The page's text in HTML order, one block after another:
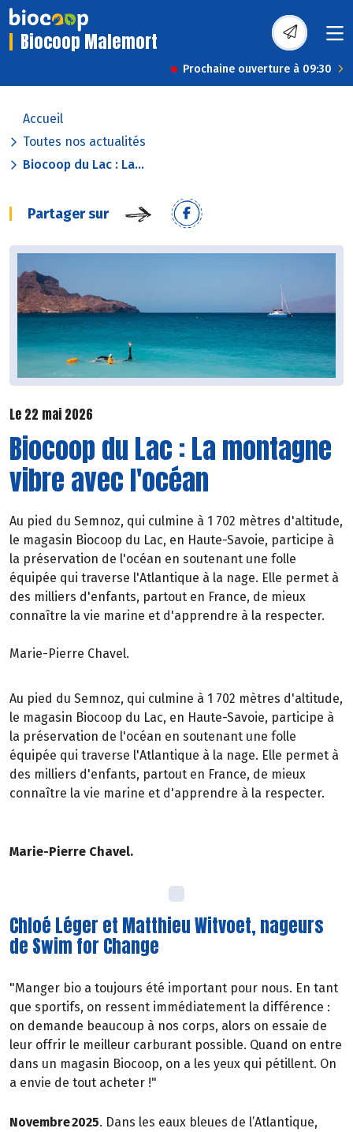
Biocoop Malemort
Prochaine ouverture à 09:30
Accueil
Toutes nos actualités
Biocoop du Lac : La...
Partager sur
Le 22 mai 2026
Biocoop du Lac : La montagne
vibre avec l'océan
Au pied du Semnoz, qui culmine à 1 702 mètres d'altitude,
le magasin Biocoop du Lac, en Haute-Savoie, participe à
la préservation de l'océan en soutenant une folle
équipée qui traverse l'Atlantique à la nage. Elle permet à
des milliers d'enfants, partout en France, de mieux
connaître la vie marine et d'apprendre à la respecter.
Marie-Pierre Chavel.
Au pied du Semnoz, qui culmine à 1 702 mètres d'altitude,
le magasin Biocoop du Lac, en Haute-Savoie, participe à
la préservation de l'océan en soutenant une folle
équipée qui traverse l'Atlantique à la nage. Elle permet à
des milliers d'enfants, partout en France, de mieux
connaître la vie marine et d'apprendre à la respecter.
Marie-Pierre Chavel.
Chloé Léger et Matthieu Witvoet, nageurs
de Swim for Change
"Manger bio a toujours été important pour nous. En tant
que sportifs, on ressent immédiatement la différence :
on demande beaucoup à nos corps, alors on essaie de
leur offrir le meilleur carburant possible. Quand on entre
dans un magasin Biocoop, on a les yeux qui pétillent. On
a envie de tout acheter !"
Novembre 2025. Dans les eaux bleues de l’Atlantique,